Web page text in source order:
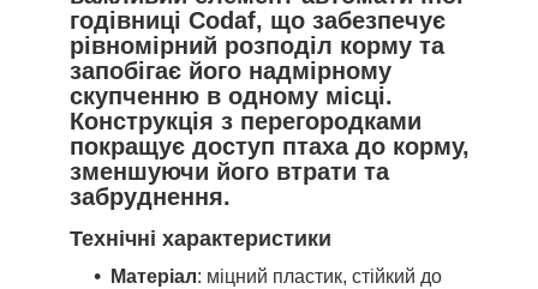
годівниці Codaf, що забезпечує
рівномірний розподіл корму та
запобігає його надмірному
скупченню в одному місці.
Конструкція з перегородками
покращує доступ птаха до корму,
зменшуючи його втрати та
забруднення.
Технічні характеристики
Матеріал: міцний пластик, стійкий до